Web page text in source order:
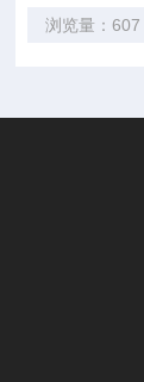
浏览量：607